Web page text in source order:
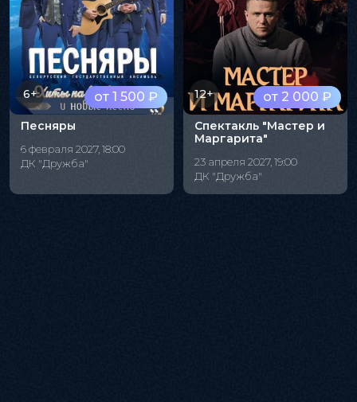
от 1 500 ₽
6+
Песняры
6 февраля 2027, 18:00
ДК "Дружба"
от 2 000 ₽
12+
Спектакль "Мастер и
Маргарита"
23 апреля 2027, 19:00
ДК "Дружба"